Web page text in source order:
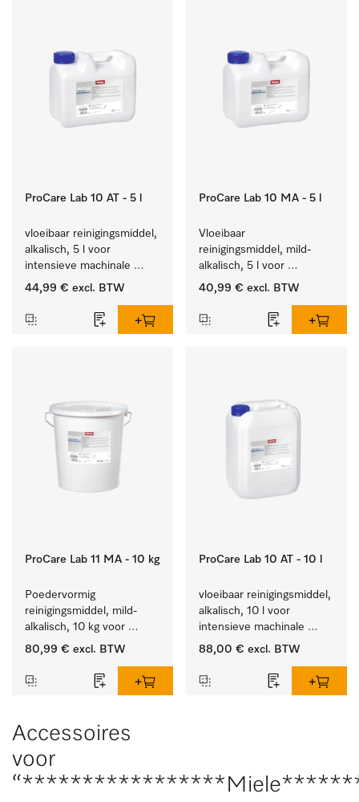
ProCare Lab 10 AT - 5 l
vloeibaar reinigingsmiddel,
alkalisch, 5 l voor
intensieve machinale
reiniging van
gerei.
44,99 € excl. BTW
ProCare Lab 10 MA - 5 l
Vloeibaar
reinigingsmiddel, mild-
alkalisch, 5 l voor
materiaalbesparende,
laboratoriumglasw. en -
40,99 € excl. BTW
ProCare Lab 11 MA - 10 kg
Poedervormig
reinigingsmiddel, mild-
alkalisch, 10 kg voor
materiaalbesparende,
laboratoriumglasw. en -
80,99 € excl. BTW
ProCare Lab 10 AT - 10 l
vloeibaar reinigingsmiddel,
alkalisch, 10 l voor
intensieve machinale
reiniging van
gerei.
88,00 € excl. BTW
Accessoires
voor